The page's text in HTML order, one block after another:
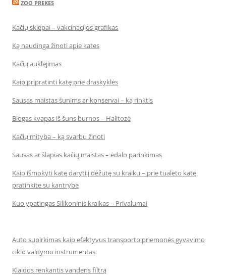
ZOO PREKES
Kačių skiepai – vakcinacijos grafikas
Ką naudinga žinoti apie kates
Kačių auklėjimas
Kaip pripratinti katę prie draskyklės
Sausas maistas šunims ar konservai – ką rinktis
Blogas kvapas iš šuns burnos – Halitozė
Kačių mityba – ką svarbu žinoti
Sausas ar šlapias kačių maistas – ėdalo parinkimas
Kaip išmokyti katę daryti į dėžutę su kraiku – prie tualeto katę
pratinkite su kantrybe
Kuo ypatingas Silikoninis kraikas – Privalumai
Auto supirkimas kaip efektyvus transporto priemonės gyvavimo
ciklo valdymo instrumentas
Klaidos renkantis vandens filtrą